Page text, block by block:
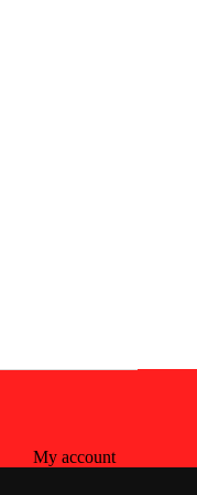
My account